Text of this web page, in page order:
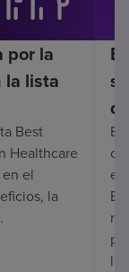
por la
la lista
Best
Healthcare
el
la